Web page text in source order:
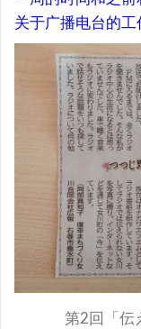
关于广播电台的工
第2回「伝